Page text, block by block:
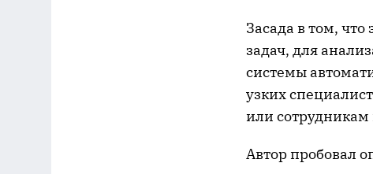
Засада в том,
задач, для
системы
узких
или сотрудникам
Автор пробовал